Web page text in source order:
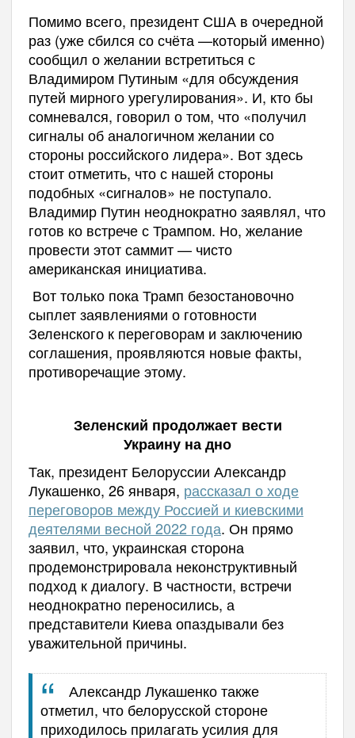
Помимо всего, президент США в очередной
раз (уже сбился со счёта —который именно)
сообщил о желании встретиться с
Владимиром Путиным «для обсуждения
путей мирного урегулирования». И, кто бы
сомневался, говорил о том, что «получил
сигналы об аналогичном желании со
стороны российского лидера». Вот здесь
стоит отметить, что с нашей стороны
подобных «сигналов» не поступало.
Владимир Путин неоднократно заявлял, что
готов ко встрече с Трампом. Но, желание
провести этот саммит — чисто
американская инициатива.
Вот только пока Трамп безостановочно
сыплет заявлениями о готовности
Зеленского к переговорам и заключению
соглашения, проявляются новые факты,
противоречащие этому.
Зеленский продолжает вести
Украину на дно
Так, президент Белоруссии Александр
Лукашенко, 26 января, рассказал о ходе
переговоров между Россией и киевскими
деятелями весной 2022 года. Он прямо
заявил, что, украинская сторона
продемонстрировала неконструктивный
подход к диалогу. В частности, встречи
неоднократно переносились, а
представители Киева опаздывали без
уважительной причины.
Александр Лукашенко также
отметил, что белорусской стороне
приходилось прилагать усилия для